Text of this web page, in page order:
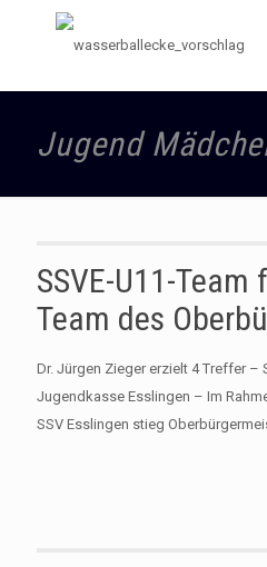
Jugend
SSVE-U11-
Team des
Dr. Jürgen Zieger erzielt 4 Treffer –
Jugendkasse Esslingen – Im
SSV Esslingen stieg